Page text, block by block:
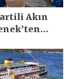
Akın
sonrası
uyarı